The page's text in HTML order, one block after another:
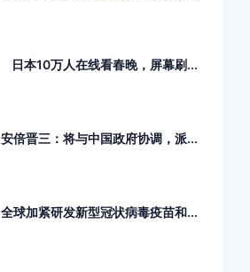
日本10万人在线看春晚，屏幕刷...
安倍晋三：将与中国政府协调，派...
全球加紧研发新型冠状病毒疫苗和...